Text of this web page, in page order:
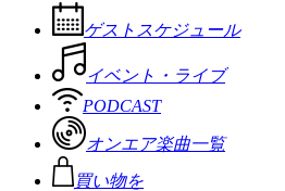
ゲストスケジュール
イベント・ライブ
PODCAST
オンエア楽曲一覧
買い物を